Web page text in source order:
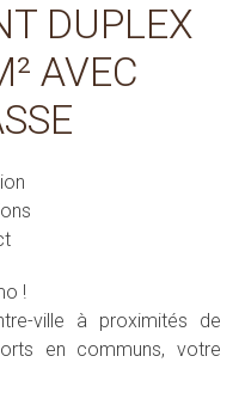
DUPLEX
AVEC
!
ville à proximités de
en communs, votre